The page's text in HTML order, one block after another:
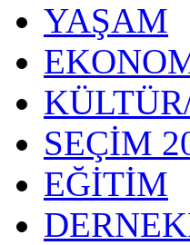
YAŞAM
SEÇİM
EĞİTİM